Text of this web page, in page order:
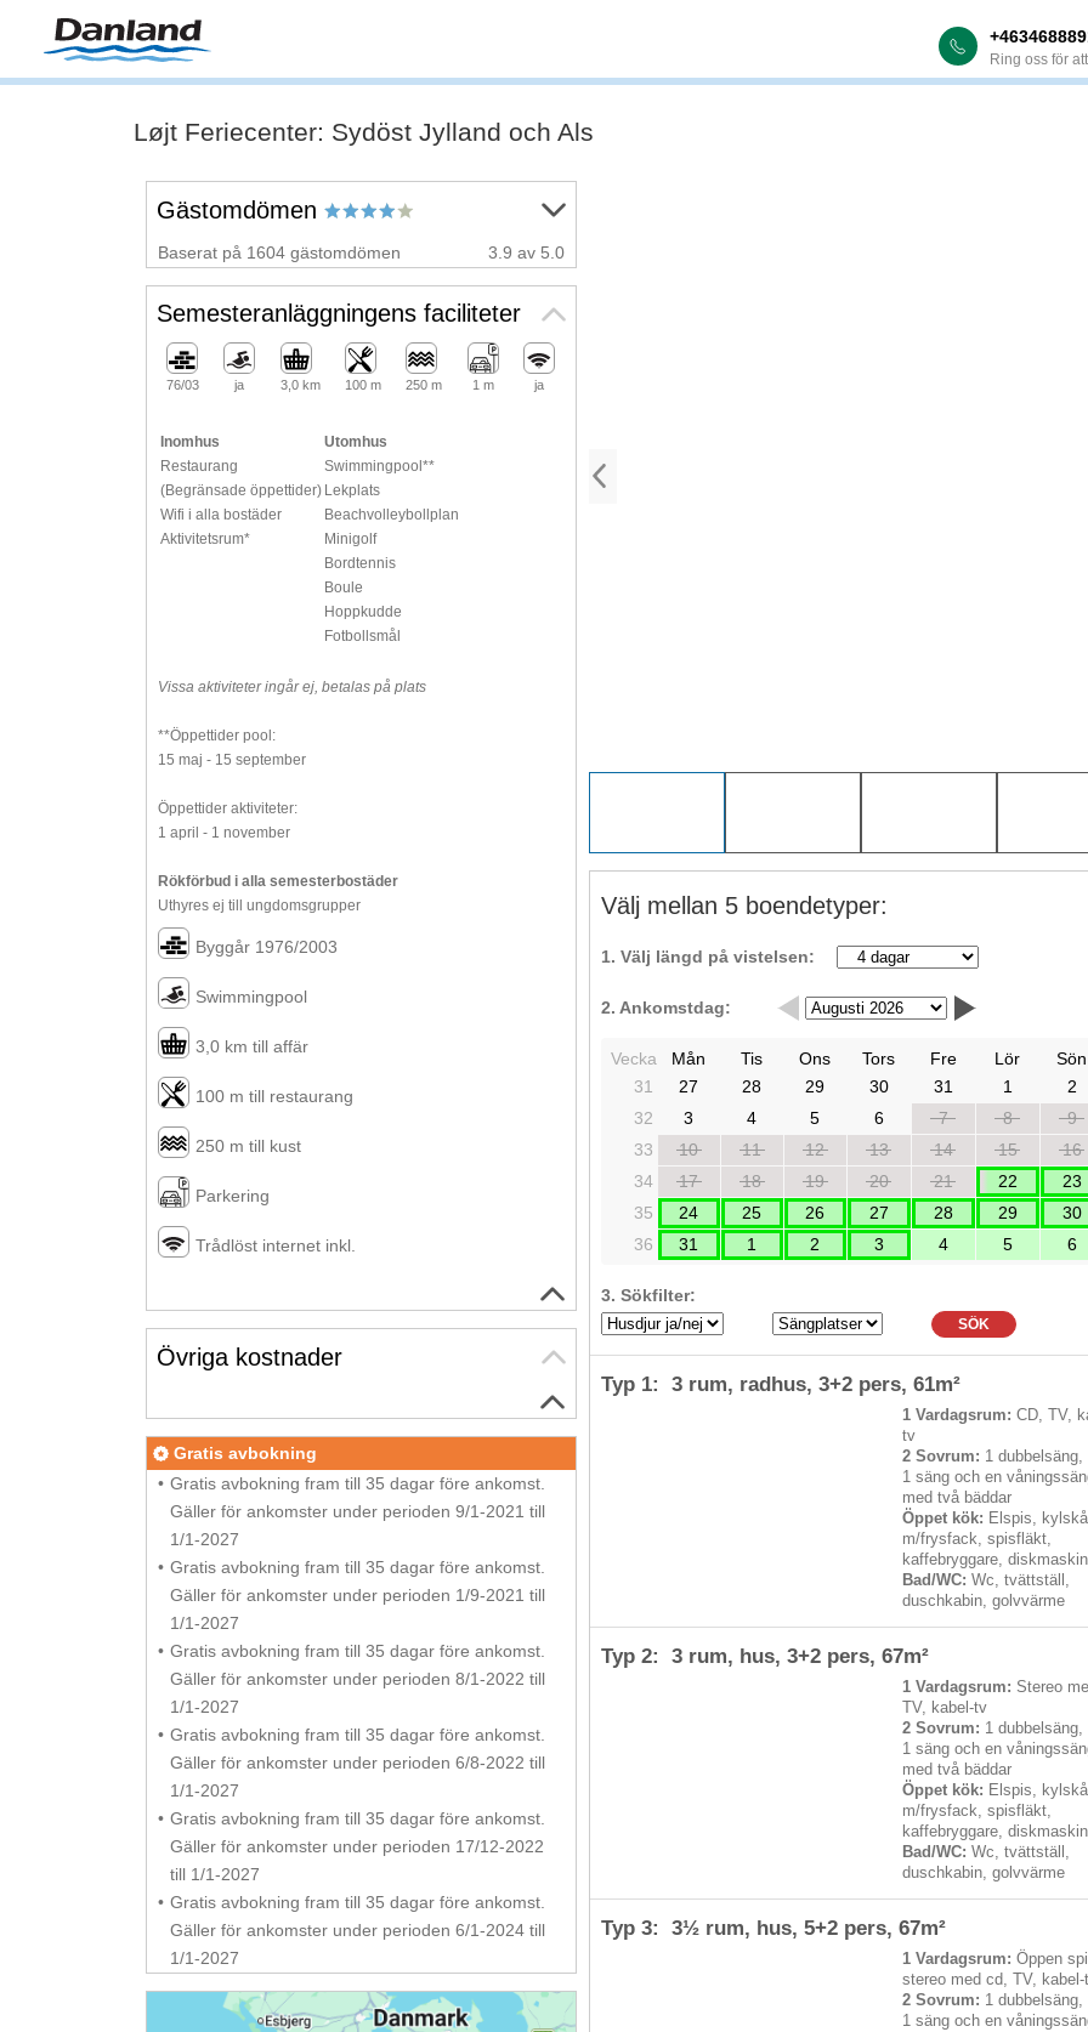
Ring oss för
Løjt Feriecenter: Sydöst Jylland och Als
Välj mellan 5 boendetyper:
1. Välj längd på vistelsen:
2. Ankomstdag:
Vecka Mån Tis Ons Tors Fre Lör
Sön
31
27 28 29 30 31 1
2
32
3 4 5 6 7 8
9
33
10 11 12 13 14 15
16
34
17 18 19 20 21 22
23
35
24 25 26 27 28 29
30
36
31 1 2 3 4 5 6
3. Sökfilter:
SÖK
Typ 1: 3 rum, radhus, 3+2 pers, 61m²
1 Vardagsrum: CD, TV,
tv
2 Sovrum: 1 dubbelsäng,
1 säng och en
med två bäddar
Öppet kök: Elspis,
m/frysfack, spisfläkt,
kaffebryggare, diskmaskin
Bad/WC: Wc, tvättställ,
duschkabin, golvvärme
Typ 2: 3 rum, hus, 3+2 pers, 67m²
1 Vardagsrum: Stereo
TV, kabel-tv
2 Sovrum: 1 dubbelsäng,
1 säng och en
med två bäddar
Öppet kök: Elspis,
m/frysfack, spisfläkt,
kaffebryggare, diskmaskin
Bad/WC: Wc, tvättställ,
duschkabin, golvvärme
Typ 3: 3½ rum, hus, 5+2 pers, 67m²
1 Vardagsrum: Öppen
stereo med cd, TV, kabel-
2 Sovrum: 1 dubbelsäng,
1 säng och en
Gästomdömen
Baserat på 1604 gästomdömen 3.9 av 5.0
Semesteranläggningens faciliteter
76/03 ja 3,0 km 100 m 250 m 1 m ja
Inomhus
Restaurang
(Begränsade öppettider)
Wifi i alla bostäder
Aktivitetsrum*
Utomhus
Swimmingpool**
Lekplats
Beachvolleybollplan
Minigolf
Bordtennis
Boule
Hoppkudde
Fotbollsmål
Vissa aktiviteter ingår ej, betalas på plats
**Öppettider pool:
15 maj - 15 september
Öppettider aktiviteter:
1 april - 1 november
Rökförbud i alla semesterbostäder
Uthyres ej till ungdomsgrupper
Byggår 1976/2003
Swimmingpool
3,0 km till affär
100 m till restaurang
250 m till kust
Parkering
Trådlöst internet inkl.
Övriga kostnader
Gratis avbokning
Gratis avbokning fram till 35 dagar före ankomst.
Gäller för ankomster under perioden 9/1-2021 till
1/1-2027
Gratis avbokning fram till 35 dagar före ankomst.
Gäller för ankomster under perioden 1/9-2021 till
1/1-2027
Gratis avbokning fram till 35 dagar före ankomst.
Gäller för ankomster under perioden 8/1-2022 till
1/1-2027
Gratis avbokning fram till 35 dagar före ankomst.
Gäller för ankomster under perioden 6/8-2022 till
1/1-2027
Gratis avbokning fram till 35 dagar före ankomst.
Gäller för ankomster under perioden 17/12-2022
till 1/1-2027
Gratis avbokning fram till 35 dagar före ankomst.
Gäller för ankomster under perioden 6/1-2024 till
1/1-2027